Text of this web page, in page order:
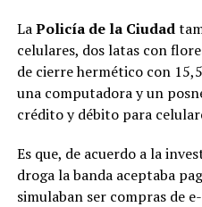
LaPolicía de la Ciudad
celulares, dos latas con
de cierre hermético con
una computadora y un
crédito y débito para
Es que, de acuerdo a la
droga la banda aceptaba
simulaban ser compras de